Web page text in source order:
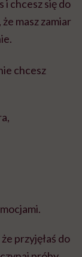
i chcesz się do
masz zamiar
chcesz
przyjęłaś do